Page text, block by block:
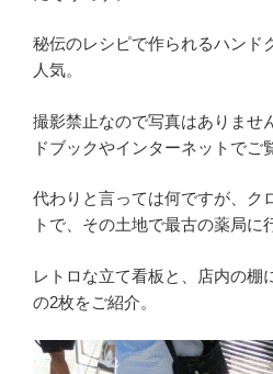
秘伝のレシピで作られるハンド
人気。
撮影禁止なので写真はありませ
ドブックやインターネットでご
代わりと言っては何ですが、ク
トで、その土地で最古の薬局に
レトロな立て看板と、店内の棚
の2枚をご紹介。